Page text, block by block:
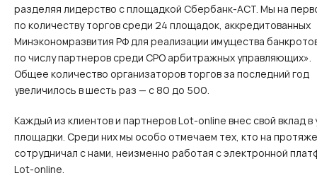
разделяя лидерство с площадкой Сбербанк-АСТ. Мы на
по количеству торгов среди 24 площадок, аккредитованных
Минэкономразвития РФ для реализации имущества
по числу партнеров среди СРО арбитражных управляющих».
Общее количество организаторов торгов за последний год
увеличилось в шесть раз — с 80 до 500.
Каждый из клиентов и партнеров Lot-online внес свой вклад в
площадки. Среди них мы особо отмечаем тех, кто на
сотрудничал с нами, неизменно работая с электронной
Lot-online.